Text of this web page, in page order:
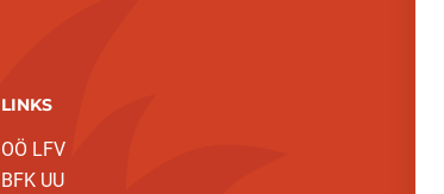
LINKS
OÖ LFV
BFK UU